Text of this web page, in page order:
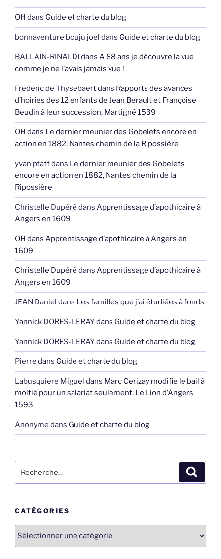
OH dans Guide et charte du blog
bonnaventure bouju joel dans Guide et charte du blog
BALLAIN-RINALDI dans A 88 ans je découvre la vue
comme je ne l’avais jamais vue !
Frédéric de Thysebaertdans Rapports des avances
d’hoiries des 12 enfants de Jean Berault et Françoise
Beudin à leur succession, Martigné 1539
OH dans Le dernier meunier des Gobelets encore en
action en 1882, Nantes chemin de la Ripossière
yvan pfaffdans Le dernier meunier des Gobelets
encore en action en 1882, Nantes chemin de la
Ripossière
Christelle Dupéré dans Apprentissage d’apothicaire à
Angers en 1609
OH dans Apprentissage d’apothicaire à Angers en
1609
Christelle Dupéré dans Apprentissage d’apothicaire à
Angers en 1609
JEAN Daniel dans Les familles que j’ai étudiées à fonds
Yannick DORES-LERAYdans Guide et charte du blog
Yannick DORES-LERAYdans Guide et charte du blog
Pierre dans Guide et charte du blog
Labusquiere Miguel dans Marc Cerizay modifie le bail à
moitié pour un salariat seulement, Le Lion d’Angers
1593
Anonyme dans Guide et charte du blog
pour
CATÉGORIES
Catégories